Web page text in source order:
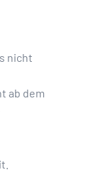
nicht
ab dem